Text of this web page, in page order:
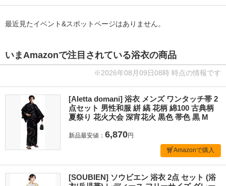
最近見たイベント&スポットページはありません。
いまAmazonで注目されている浴衣の商品
※2026年08月09日08時 時点の情報です
[Aletta domani] 浴衣 メンズ ワンタッチ帯 2
点セット 男性和服 絣 縞 花柄 綿100 古典柄
夏祭り 花火大会 深宵花火 黒色 帯色 黒 M
新品最安値： 6,870円
Amazonで購入
[SOUBIEN] ソウビエン 浴衣 2点 セット (浴